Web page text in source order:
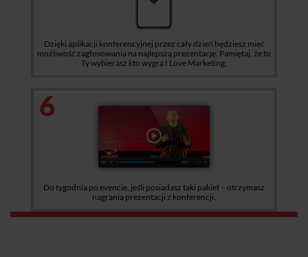
Dzięki aplikacji konferencyjnej przez cały dzień będziesz mieć
możliwość zagłosowania na najlepszą prezentację. Pamiętaj, że to
Ty wybierasz kto wygra I Love Marketing.
6
Do tygodnia po evencie, jeśli posiadasz taki pakiet – otrzymasz
nagrania prezentacji z konferencji.